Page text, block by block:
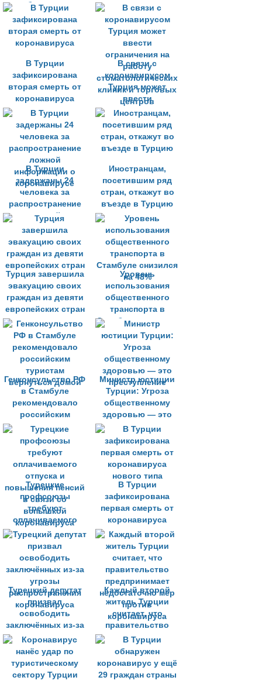
необходимости
помочь
пострадавшей от
коронавируса
экономике
В Турции
зафиксирована
вторая смерть от
коронавируса
В связи с
коронавирусом
Турция может
ввести
ограничения на
работу
стоматологических
клиник и торговых
В Турции
задержаны 24
человека за
распространение
ложной
информации о
коронавирусе
Иностранцам,
посетившим ряд
стран, откажут во
въезде в Турцию
Турция завершила
эвакуацию своих
граждан из девяти
европейских стран
Уровень
использования
общественного
транспорта в
Стамбуле снизился
на 48%
Генконсульство РФ
в Стамбуле
рекомендовало
российским
туристам
вернуться домой
Министр юстиции
Турции: Угроза
общественному
здоровью — это
преступление
Турецкие
профсоюзы
требуют
оплачиваемого
отпуска и
повышения пенсий
в связи со
вспышкой
коронавируса
В Турции
зафиксирована
первая смерть от
коронавируса
нового типа
Турецкий депутат
призвал
освободить
заключённых из-за
угрозы
распространения
коронавируса
Каждый второй
житель Турции
считает, что
правительство
предпринимает
недостаточно мер
против
коронавируса